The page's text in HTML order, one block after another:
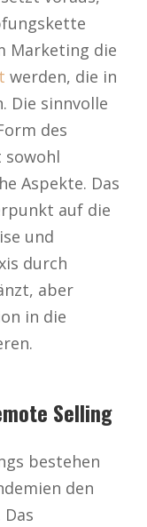
Marketing die
werden, die in
Die sinnvolle
des
sowohl
Aspekte. Das
auf die
und
durch
aber
in die
Selling
bestehen
den